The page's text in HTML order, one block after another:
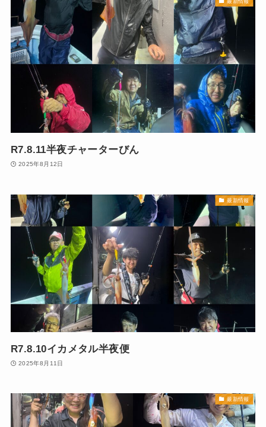
R7.8.11半夜チャーターびん
2025年8月12日
最新情報
R7.8.10イカメタル半夜便
2025年8月11日
最新情報